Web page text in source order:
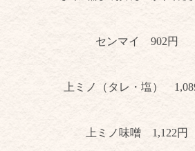
センマイ 902 円
上ミノ（タレ・塩）
上ミノ味噌 1,122円